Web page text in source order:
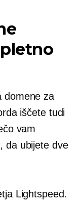
domene za
iščete tudi
vam
da ubijete dve
Lightspeed.